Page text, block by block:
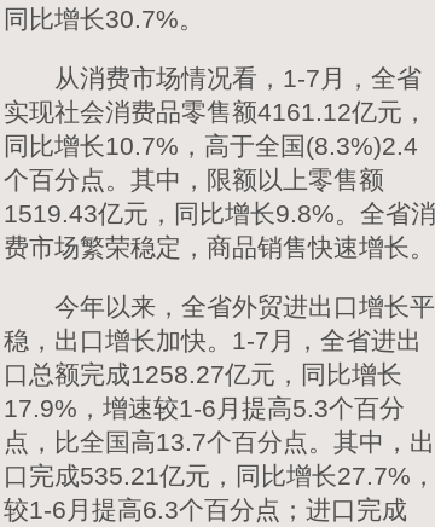
同比增长30.7%。
从消费市场情况看，1-7月，全省
实现社会消费品零售额4161.12亿元，
同比增长10.7%，高于全国(8.3%)2.4
个百分点。其中，限额以上零售额
1519.43亿元，同比增长9.8%。全省消
费市场繁荣稳定，商品销售快速增长。
今年以来，全省外贸进出口增长平
稳，出口增长加快。1-7月，全省进出
口总额完成1258.27亿元，同比增长
17.9%，增速较1-6月提高5.3个百分
点，比全国高13.7个百分点。其中，出
口完成535.21亿元，同比增长27.7%，
较1-6月提高6.3个百分点；进口完成